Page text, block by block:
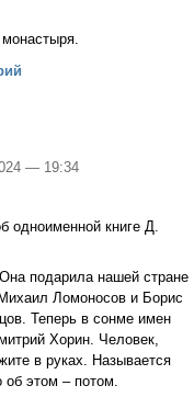
2000 года
— 19:34
книге Д.
подарила нашей стране
Ломоносов и Борис
Теперь в сонме имен
Хорин. Человек,
в руках. Называется
этом – потом.